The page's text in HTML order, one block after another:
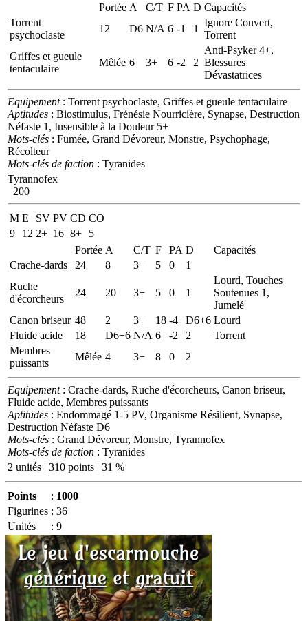
Portée A C/T F PA D Capacités
Torrent
psychoclaste
12 D6 N/A 6 -1 1
Ignore Couvert,
Torrent
Griffes et gueule
tentaculaire
Mêlée 6 3+ 6 -2 2
Anti-Psyker 4+,
Blessures
Dévastatrices
Equipement: Torrent psychoclaste, Griffes et gueule tentaculaire
Aptitudes : Biostimulus, Frénésie Nourricière, Synapse, Destruction
Néfaste 1, Insensible à la Douleur 5+
Mots-clés : Fumée, Grand Dévoreur, Monstre, Psychophage,
Récolteur
Mots-clés de faction : Tyranides
Tyrannofex
200
M E SV PV CD CO
9
12 2+ 16 8+
5
Portée A C/T F PA D
Capacités
Crache-dards
24 8 3+ 5 0
1
Ruche
d'écorcheurs
24 20 3+ 5 0 1
Lourd, Touches
Soutenues 1,
Jumelé
Canon briseur 48 2 3+ 18 -4 D6+6 Lourd
Fluide acide
18 D6+6 N/A 6 -2 2
Torrent
Membres
puissants
Mêlée 4 3+ 8 0 2
Equipement: Crache-dards, Ruche d'écorcheurs, Canon briseur,
Fluide acide, Membres puissants
Aptitudes : Endommagé 1-5 PV, Organisme Résilient, Synapse,
Destruction Néfaste D6
Mots-clés : Grand Dévoreur, Monstre, Tyrannofex
Mots-clés de faction : Tyranides
2 unités | 310 points | 31 %
Points : 1000
Figurines : 36
Unités
: 9